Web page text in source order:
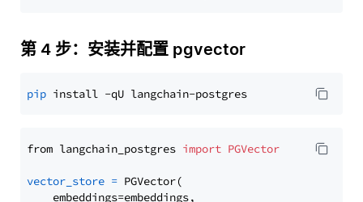
第 4 步：安装并配置 pgvector
pip
from langchain_postgres import PGVector
vector_store = PGVector(
    embeddings=embeddings,